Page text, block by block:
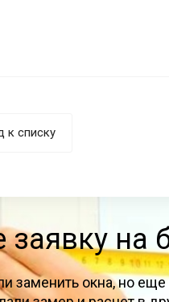
к списку
заявку
заменить окна, но